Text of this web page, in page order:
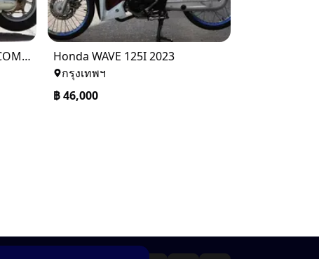
Honda SCOOPY I CLUB12 COMBI BRAKE 2018
Honda WAVE 125I 2023
กรุงเทพฯ
฿46,000